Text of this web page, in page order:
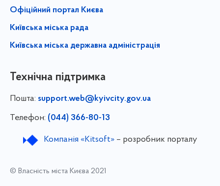
Офіційний портал Києва
Київська міська рада
Київська міська державна адміністрація
Технічна підтримка
Пошта: support.web@kyivcity.gov.ua
Телефон: (044) 366-80-13
Компанія «Kitsoft»– розробник порталу
© Власність міста Києва 2021